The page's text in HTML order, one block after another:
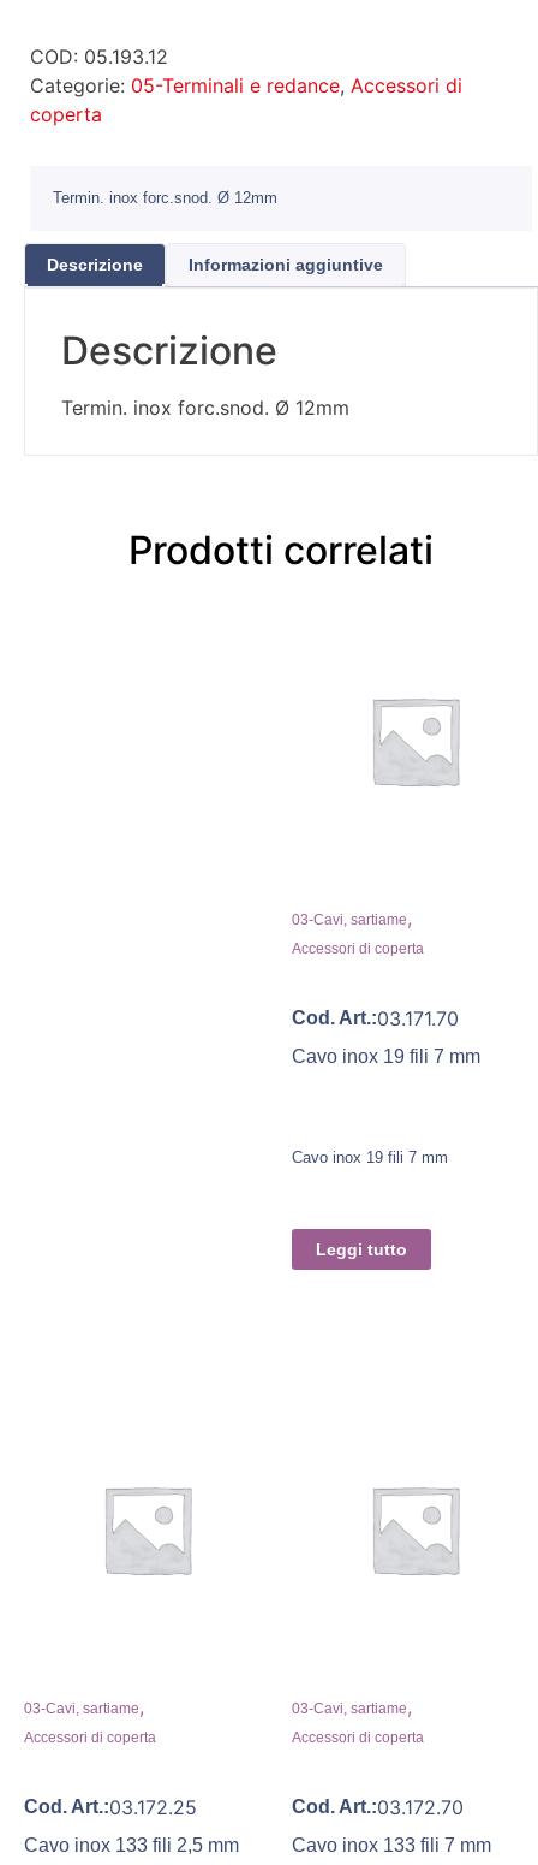
COD: 05.193.12
Categorie: 05-Terminali e redance, Accessori di
coperta
Termin. inox forc.snod. Ø 12mm
Descrizione Informazioni aggiuntive
Descrizione
Termin. inox forc.snod. Ø 12mm
Prodotti correlati
03-Cavi, sartiame,
Accessori di coperta
Cod. Art.:03.171.70
Cavo inox 19 fili 7 mm
Cavo inox 19 fili 7 mm
Leggi tutto
03-Cavi, sartiame,
Accessori di coperta
Cod. Art.:03.172.25
Cavo inox 133 fili 2,5 mm
03-Cavi, sartiame,
Accessori di coperta
Cod. Art.:03.172.70
Cavo inox 133 fili 7 mm